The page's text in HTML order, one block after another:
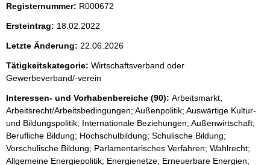
Registernummer: R000672
Ersteintrag: 18.02.2022
Letzte Änderung: 22.06.2026
Tätigkeitskategorie: Wirtschaftsverband oder
Gewerbeverband/-verein
Interessen- und Vorhabenbereiche (90): Arbeitsmarkt;
Arbeitsrecht/Arbeitsbedingungen; Außenpolitik; Auswärtige Kultur-
und Bildungspolitik; Internationale Beziehungen; Außenwirtschaft;
Berufliche Bildung; Hochschulbildung; Schulische Bildung;
Vorschulische Bildung; Parlamentarisches Verfahren; Wahlrecht;
Allgemeine Energiepolitik; Energienetze; Erneuerbare Energien;